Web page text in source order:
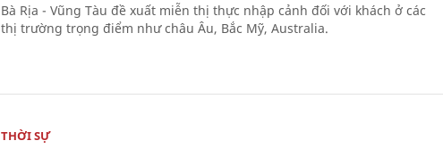
Bà Rịa - Vũng Tàu đề xuất miễn thị thực nhập cảnh đối với khách ở các
thị trường trọng điểm như châu Âu, Bắc Mỹ, Australia.
THỜI SỰ